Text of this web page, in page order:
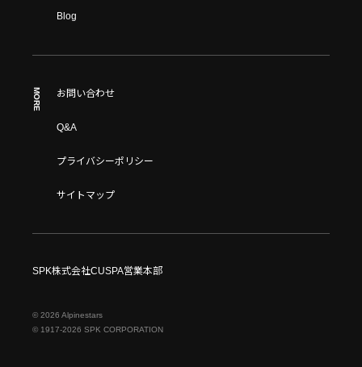
Blog
MORE お問い合わせ
Q&A
プライバシーポリシー
サイトマップ
SPK株式会社CUSPA営業本部
© 2026 Alpinestars
© 1917-2026 SPK CORPORATION